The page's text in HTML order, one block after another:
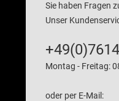
Sie haben Fragen
Unser
Montag - Freitag:
oder per E-Mail: